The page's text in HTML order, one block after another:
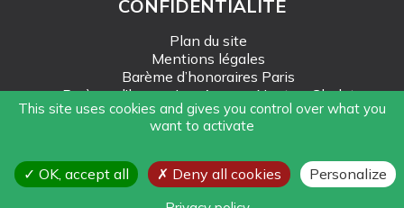
CONFIDENTIALITÉ
Plan du site
Mentions légales
Barème d’honoraires Paris
Barème d’honoraires Angers-Nantes-Cholet
Création Mediapilote
Politique de Gestion des données personnelles
Gestion des cookies
This site uses cookies and gives you control over what you
want to activate
OK, accept all Deny all cookies Personalize